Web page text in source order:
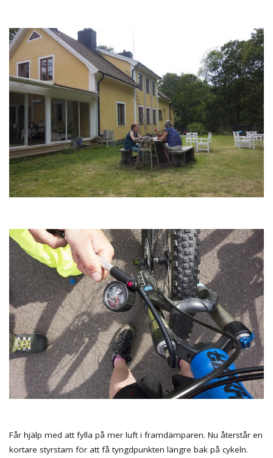
Får hjälp med att fylla på mer luft i framdämparen. Nu återstår en
kortare styrstam för att få tyngdpunkten längre bak på cykeln.